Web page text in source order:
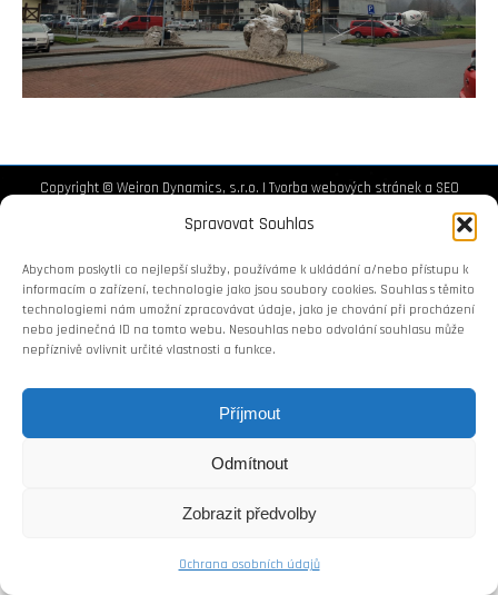
Spravovat Souhlas
Abychom poskytli co nejlepší služby, používáme k ukládání a/nebo přístupu k
informacím o zařízení, technologie jako jsou soubory cookies. Souhlas s těmito
technologiemi nám umožní zpracovávat údaje, jako je chování při procházení
nebo jedinečná ID na tomto webu. Nesouhlas nebo odvolání souhlasu může
nepříznivě ovlivnit určité vlastnosti a funkce.
Příjmout
Odmítnout
Zobrazit předvolby
Ochrana osobních údajů
Copyright © Weiron Dynamics, s.r.o. | Tvorba webových stráneka SEO